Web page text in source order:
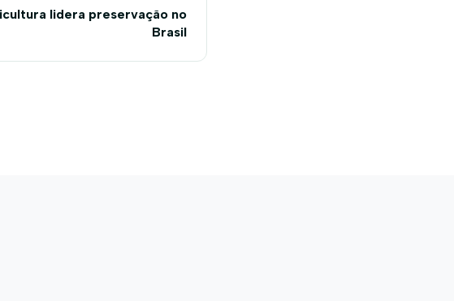
lidera preservação no
Brasil